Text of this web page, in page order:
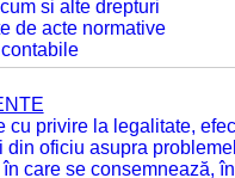
si alte drepturi
de acte normative
cu privire la legalitate,
din oficiu asupra
care se consemnează,